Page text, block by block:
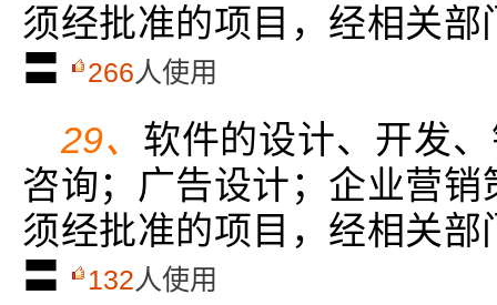
须经批准的项目，经相关
〓
266人使用
29、 软件的设计、开发
咨询；广告设计；企业营
须经批准的项目，经相关
〓
132人使用